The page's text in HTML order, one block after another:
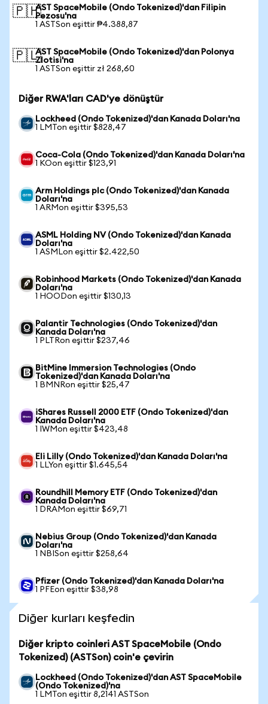
🇵🇭AST SpaceMobile (Ondo Tokenized)'dan Filipin
Pezosu'na
1 ASTSon eşittir ₱4.388,87
🇵🇱AST SpaceMobile (Ondo Tokenized)'dan Polonya
Zlotisi'na
1 ASTSon eşittir zł 268,60
Diğer RWA'ları CAD'ye dönüştür
Lockheed (Ondo Tokenized)'dan Kanada Doları'na
1 LMTon eşittir $828,47
Coca-Cola (Ondo Tokenized)'dan Kanada Doları'na
1 KOon eşittir $123,91
Arm Holdings plc (Ondo Tokenized)'dan Kanada
Doları'na
1 ARMon eşittir $395,53
ASML Holding NV (Ondo Tokenized)'dan Kanada
Doları'na
1 ASMLon eşittir $2.422,50
Robinhood Markets (Ondo Tokenized)'dan Kanada
Doları'na
1 HOODon eşittir $130,13
Palantir Technologies (Ondo Tokenized)'dan
Kanada Doları'na
1 PLTRon eşittir $237,46
BitMine Immersion Technologies (Ondo
Tokenized)'dan Kanada Doları'na
1 BMNRon eşittir $25,47
iShares Russell 2000 ETF (Ondo Tokenized)'dan
Kanada Doları'na
1 IWMon eşittir $423,48
Eli Lilly (Ondo Tokenized)'dan Kanada Doları'na
1 LLYon eşittir $1.645,54
Roundhill Memory ETF (Ondo Tokenized)'dan
Kanada Doları'na
1 DRAMon eşittir $69,71
Nebius Group (Ondo Tokenized)'dan Kanada
Doları'na
1 NBISon eşittir $258,64
Pfizer (Ondo Tokenized)'dan Kanada Doları'na
1 PFEon eşittir $38,98
Diğer kurları keşfedin
Diğer kripto coinleri AST SpaceMobile (Ondo
Tokenized) (ASTSon) coin'e çevirin
Lockheed (Ondo Tokenized)'dan AST SpaceMobile
(Ondo Tokenized)'na
1 LMTon eşittir 8,2141 ASTSon